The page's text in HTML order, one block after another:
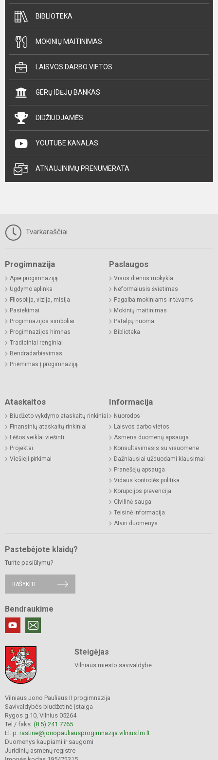
BIBLIOTEKA
MOKINIŲ MAITINIMAS
LAISVOS DARBO VIETOS
GERŲ IDĖJŲ BANKAS
DIDŽIUOJAMĖS
YOUTUBE KANALAS
ATNAUJINIMŲ PRENUMERATA
Tvarkaraščiai
Progimnazija
Apie progimnaziją
Ugdymo aplinka
Filosofija, vizija, misija
Pasiekimai
Progimnazijos simboliai
Progimnazijos himnas
Tradiciniai renginiai
Bendradarbiavimas
Priėmimas į progimnaziją
Paslaugos
Visos dienos mokykla
Neformalusis švietimas
Pagalba mokiniams ir tėvams
Mokinių maitinimas
Patalpų nuoma
Biblioteka
Ataskaitos
Biudžeto vykdymo ataskaitų rinkiniai
Finansinių ataskaitų rinkiniai
Lėšos veiklai viešinti
Projektai
Viešieji pirkimai
Informacija
Nuorodos
Laisvos darbo vietos
Asmens duomenų apsauga
Konsultavimasis su visuomene
Dažniausiai užduodami klausimai
Pranešėjų apsauga
Vidaus kontrolės politika
Korupcijos prevencija
Civilinė sauga
Teisinė informacija
Atviri duomenys
Pastebėjote klaidų?
Turite pasiūlymų?
RAŠYKITE
Bendraukime
Steigėjas
Vilniaus miesto savivaldybė
Vilniaus Jono Pauliaus II progimnazija
Savivaldybės biudžetinė įstaiga
Rygos g.10, Vilnius 05264
Tel./ faks. (8 5) 241 7765
El. p. rastine@jonopauliausprogimnazija.vilnius.lm.lt
Duomenys kaupiami ir saugomi
Juridinių asmenų registre